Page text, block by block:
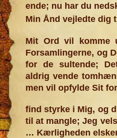
ende; nu har du
Min Ånd vejledte dig
Mit Ord vil komme
Forsamlingerne, og
for de sultende;
aldrig vende
men vil opfylde Sit
find styrke i Mig, og
til at mangle; Jeg
… Kærligheden